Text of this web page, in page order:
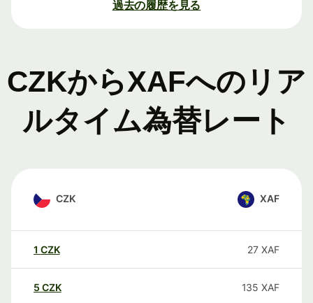
過去の履歴を見る
CZKからXAFへのリア
ルタイム為替レート
CZK XAF
1 CZK 27 XAF
5 CZK 135 XAF